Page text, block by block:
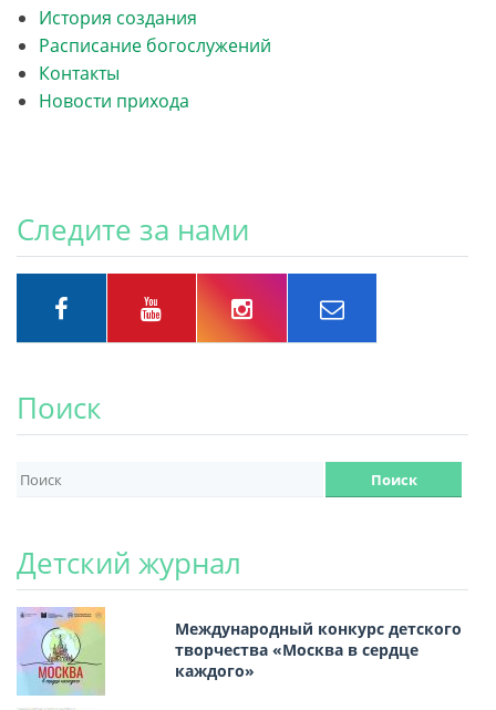
История создания
Расписание богослужений
Контакты
Новости прихода
Следите за нами
Поиск
Детский журнал
Международный конкурс детского
творчества «Москва в сердце
каждого»